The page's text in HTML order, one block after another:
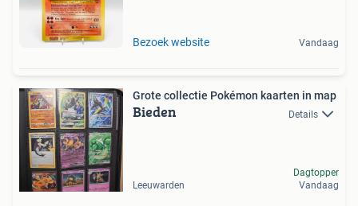
Bezoek website Vandaag
Grote collectie Pokémon kaarten in map
Bieden Details
Leeuwarden
Dagtopper
Vandaag